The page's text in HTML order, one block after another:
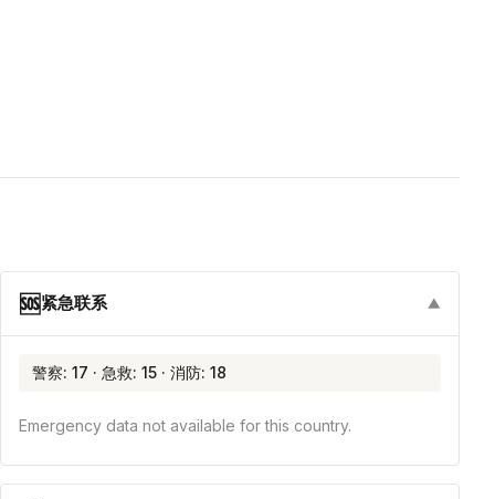
🆘紧急联系 ▼
警察: 17 · 急救: 15 · 消防: 18
Emergency data not available for this country.